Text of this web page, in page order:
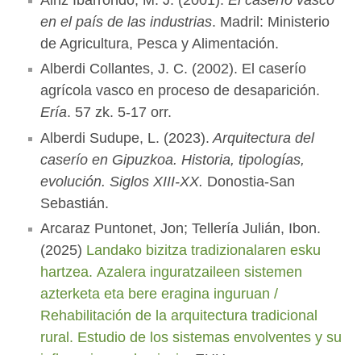
en el país de las industrias. Madril: Ministerio
de Agricultura, Pesca y Alimentación.
Alberdi Collantes, J. C. (2002). El caserío
agrícola vasco en proceso de desaparición.
Ería. 57 zk. 5-17 orr.
Alberdi Sudupe, L. (2023). Arquitectura del
caserío en Gipuzkoa. Historia, tipologías,
evolución. Siglos XIII-XX. Donostia-San
Sebastián.
Arcaraz Puntonet, Jon; Tellería Julián, Ibon.
(2025) Landako bizitza tradizionalaren esku
hartzea. Azalera inguratzaileen sistemen
azterketa eta bere eragina inguruan /
Rehabilitación de la arquitectura tradicional
rural. Estudio de los sistemas envolventes y su